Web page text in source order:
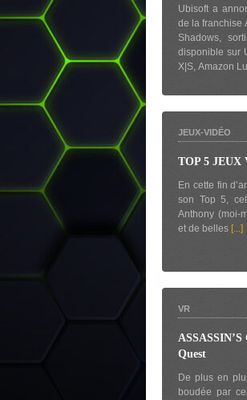
Ubisoft a
de la franchise
Shadows,
disponible sur
X|S, Amazon
JEUX-VIDÉO
TOP 5 JEUX
En cette fin
son Top 5,
Anthony (moi-
et de belles [...]
VR
Quest
De plus en
boudée par